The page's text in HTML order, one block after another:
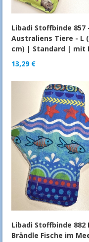
Libadi Stoffbinde 857
Australiens Tiere - L
cm) | Standard | mit
13,29 €
Libadi Stoffbinde 882
Brändle Fische im